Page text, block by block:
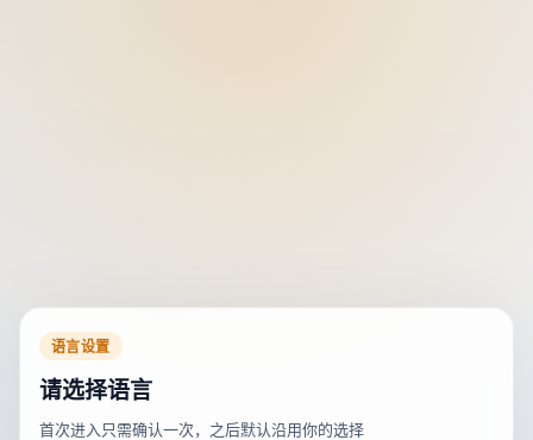
语言设置
请选择语言
首次进入只需确认一次，之后默认沿用你的选择